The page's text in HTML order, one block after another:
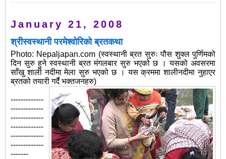
January 21, 2008
श्रीस्वस्थानी परमेश्वोरिको ब्रतकथा
Photo: Nepaljapan.com (स्वस्थानी ब्रत सुरुः पौस शुक्ल पुर्णिमको
दिन सुरु हुने स्वस्थानी ब्रत मंगलबार सुरु भएको छ । यसको अवसरमा
साँखु शाली नदीमा मेला सुरु भएको छ । यस क्रममा शालीनदीमा नुहाएर
ब्रतको तयारी गर्दै भक्तजनहरु)
-------------
-------------
-------------
-------------
-------------
-------------
-------